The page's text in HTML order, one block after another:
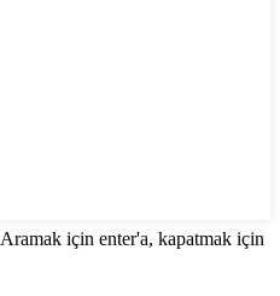
Aramak için enter'a, kapatmak için